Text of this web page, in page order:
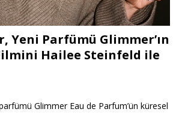
Yeni Parfümü Glimmer’ın
Hailee Steinfeld ile
Glimmer Eau de Parfum’ün küresel